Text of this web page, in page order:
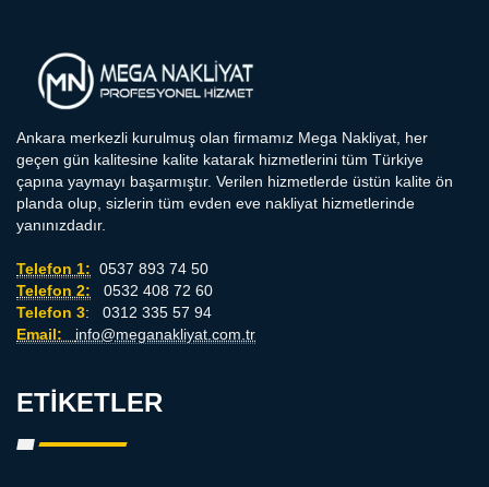
Ankara merkezli kurulmuş olan firmamız Mega Nakliyat, her
geçen gün kalitesine kalite katarak hizmetlerini tüm Türkiye
çapına yaymayı başarmıştır. Verilen hizmetlerde üstün kalite ön
planda olup, sizlerin tüm evden eve nakliyat hizmetlerinde
yanınızdadır.
Telefon 1: 0537 893 74 50
Telefon 2: 0532 408 72 60
Telefon 3: 0312 335 57 94
Email: info@meganakliyat.com.tr
ETIKETLER